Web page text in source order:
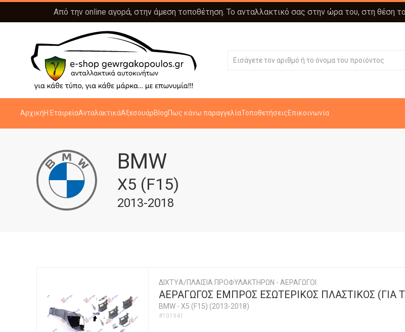
Από την online αγορά, στην άμεση τοποθέτηση. Το ανταλλακτικό σας στην ώρα του, στη θέση
ΑρχικήΗ ΕταιρείαΑνταλακτικάΑξεσουάρBlogΠως κάνω παραγγελίαΤοποθετήσειςΕπικοινωνία
BMW
X5 (F15)
2013-2018
ΔΙΧΤYΑ/ΠΛΑΙΣΙΑ ΠΡΟΦΥΛΑΚΤΗΡΩΝ - ΑΕΡΑΓΩΓΟΙ
ΑΕΡΑΓΩΓΟΣ ΕΜΠΡΟΣ ΕΣΩΤΕΡΙΚΟΣ ΠΛΑΣΤΙΚΟΣ (ΓΙΑ
BMW - X5 (F15) (2013-2018)
#101941